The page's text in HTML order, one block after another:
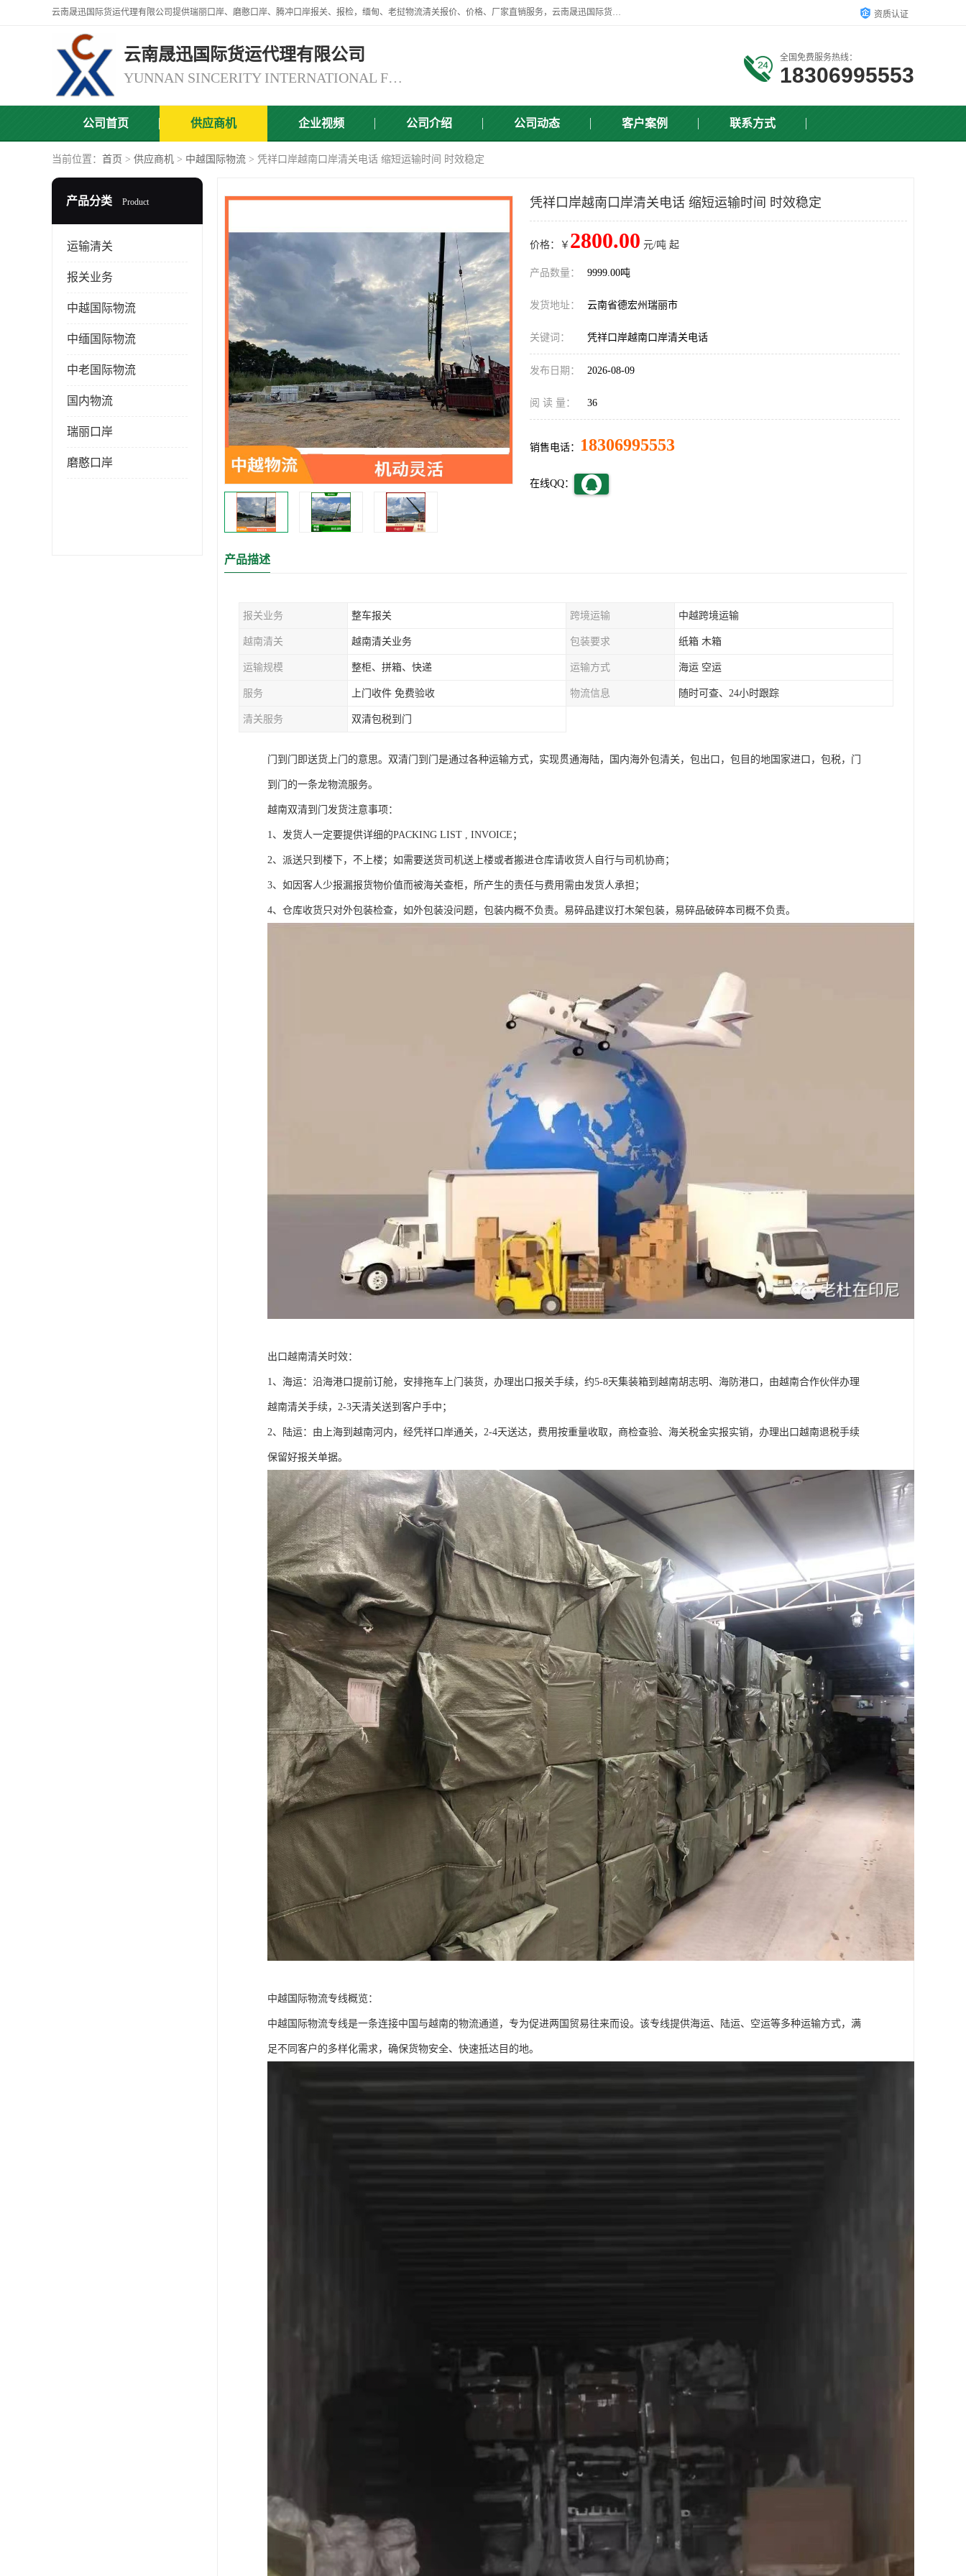
云南晟迅国际货运代理有限公司提供瑞丽口岸、磨憨口岸、腾冲口岸报关、报检，缅甸、老挝物流清关报价、价格、厂家直销服务，云南晟迅国际货运代理有限公司，由一支精通业务、经验丰富、责任心强的专业团队组建于,云南晟迅国际货运代理有限公司商铺。 资质认证
云南晟迅国际货运代理有限公司
YUNNAN SINCERITY INTERNATIONAL FREIGHT FOR WARDING CO.,LTD
全国免费服务热线：
18306995553
公司首页 供应商机 企业视频 公司介绍 公司动态 客户案例 联系方式
当前位置： 首页 > 供应商机 > 中越国际物流 > 凭祥口岸越南口岸清关电话 缩短运输时间 时效稳定
产品分类 Product
运输清关
报关业务
中越国际物流
中缅国际物流
中老国际物流
国内物流
瑞丽口岸
磨憨口岸
凭祥口岸越南口岸清关电话 缩短运输时间 时效稳定
价格：￥ 2800.00 元/吨 起
产品数量： 9999.00吨
发货地址： 云南省德宏州瑞丽市
关键词： 凭祥口岸越南口岸清关电话
发布日期： 2026-08-09
阅 读 量： 36
销售电话： 18306995553
在线QQ：
产品描述
报关业务 整车报关 跨境运输 中越跨境运输
越南清关 越南清关业务 包装要求 纸箱 木箱
运输规模 整柜、拼箱、快递 运输方式 海运 空运
服务 上门收件 免费验收 物流信息 随时可查、24小时跟踪
清关服务 双清包税到门
门到门即送货上门的意思。双清门到门是通过各种运输方式，实现贯通海陆，国内海外包清关，包出口，包目的地国家进口，包税，门
到门的一条龙物流服务。
越南双清到门发货注意事项：
1、发货人一定要提供详细的PACKING LIST , INVOICE；
2、派送只到楼下，不上楼；如需要送货司机送上楼或者搬进仓库请收货人自行与司机协商；
3、如因客人少报漏报货物价值而被海关查柜，所产生的责任与费用需由发货人承担；
4、仓库收货只对外包装检查，如外包装没问题，包装内概不负责。易碎品建议打木架包装，易碎品破碎本司概不负责。
出口越南清关时效：
1、海运：沿海港口提前订舱，安排拖车上门装货，办理出口报关手续，约5-8天集装箱到越南胡志明、海防港口，由越南合作伙伴办理
越南清关手续，2-3天清关送到客户手中；
2、陆运：由上海到越南河内，经凭祥口岸通关，2-4天送达，费用按重量收取，商检查验、海关税金实报实销，办理出口越南退税手续
保留好报关单据。
中越国际物流专线概览：
中越国际物流专线是一条连接中国与越南的物流通道，专为促进两国贸易往来而设。该专线提供海运、陆运、空运等多种运输方式，满
足不同客户的多样化需求，确保货物安全、快速抵达目的地。